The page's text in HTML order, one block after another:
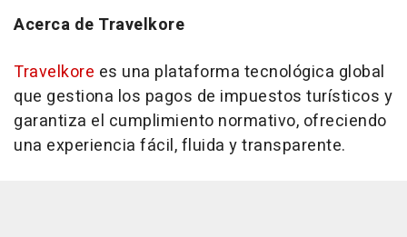
Acerca de Travelkore
Travelkore es una plataforma tecnológica global
que gestiona los pagos de impuestos turísticos y
garantiza el cumplimiento normativo, ofreciendo
una experiencia fácil, fluida y transparente.